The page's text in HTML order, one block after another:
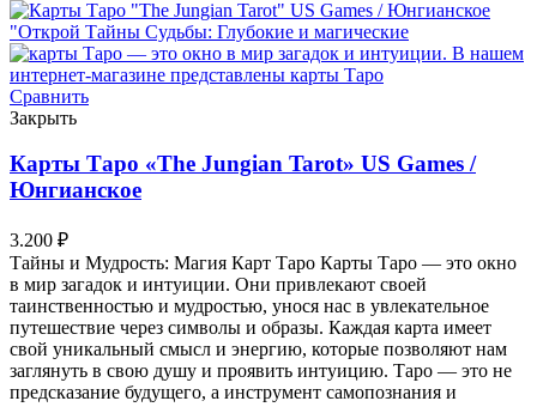
Сравнить
Закрыть
Карты Таро «The Jungian Tarot» US Games /
Юнгианское
3.200 ₽
Тайны и Мудрость: Магия Карт Таро Карты Таро — это окно
в мир загадок и интуиции. Они привлекают своей
таинственностью и мудростью, унося нас в увлекательное
путешествие через символы и образы. Каждая карта имеет
свой уникальный смысл и энергию, которые позволяют нам
заглянуть в свою душу и проявить интуицию. Таро — это не
предсказание будущего, а инструмент самопознания и